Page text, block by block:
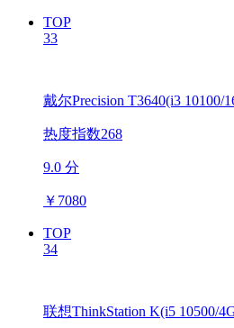
TOP
33
戴尔Precision T3640(i3 10100/
热度指数268
9.0 分
￥ 7080
TOP
34
联想ThinkStation K(i5 10500/